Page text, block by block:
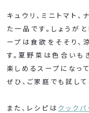
キュウリ、ミニトマト
た一品です。しょうが
ープは食欲をそそり、
す。夏野菜は色合いも
楽しめるスープになって
ぜひ、ご家庭でも試して
また、レシピは クックパ